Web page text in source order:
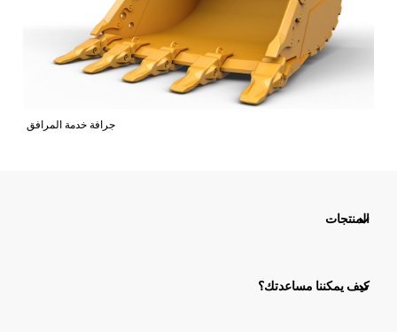
جرافة خدمة المرافق
المنتجات
كيف يمكننا مساعدتك؟